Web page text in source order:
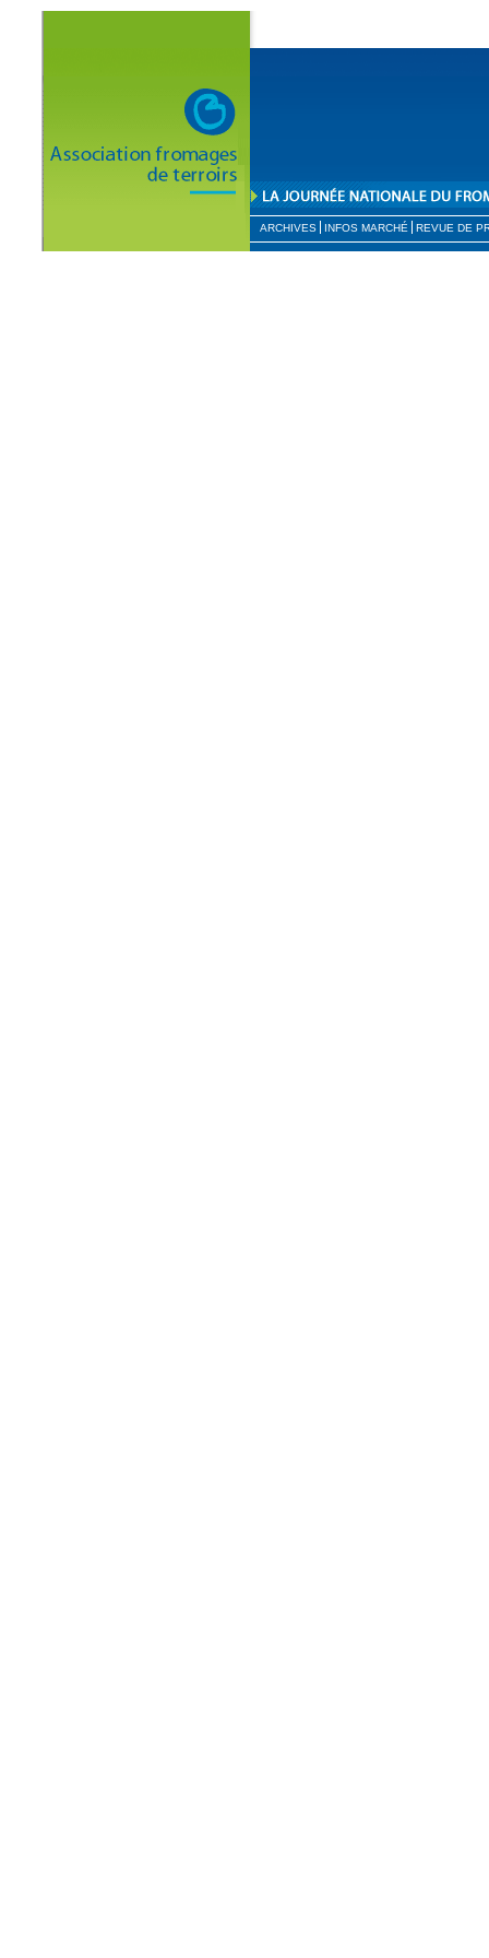
ARCHIVES INFOS MARCHÉ REVUE DE